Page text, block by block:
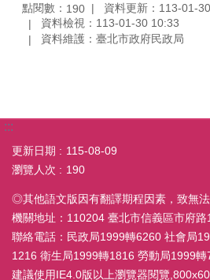
點閱數： 190
資料更新：113-01-
資料檢視：113-01-30 10:33
資料維護：臺北市政府民政局
:::
更新日期
115-08-09
瀏覽人次
190
◎其他語文版因有翻譯期程因素，致無法
機關地址：110204 臺北市信義區市府路
聯絡電話：民政局1999轉6260 社會局
1216 衛生局1999轉1816 勞動局1999轉
建議使用IE4.0版以上瀏覽器閱覽